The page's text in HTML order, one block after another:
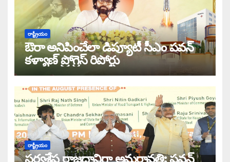
రాష్ట్రీయం
ఔరా అనిపించేలా డిప్యూటీ సీఎం పవన్
కళ్యాణ్ ప్రోగ్రెస్ రిపోర్టు
రాష్ట్రీయం
సర్వశ్రేష్ఠ రాజధానిగా అమరావతి: పవన్